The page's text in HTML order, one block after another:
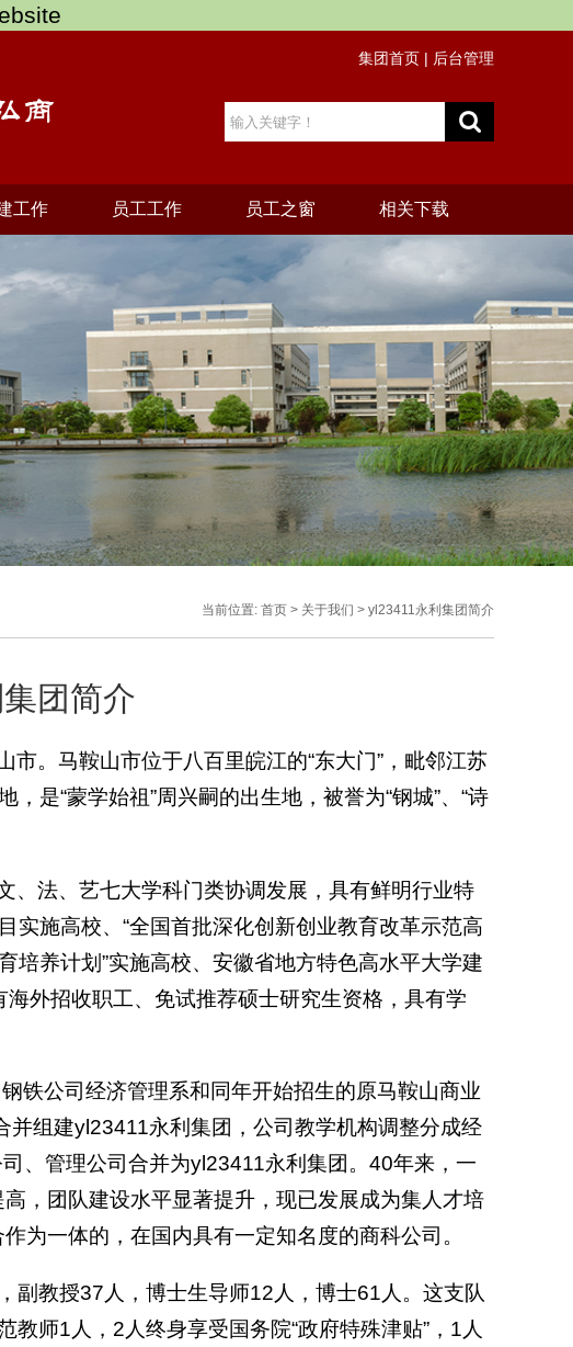
集团首页 | 后台管理
工作 员工工作 员工之窗 相关下载
当前位置: 首页 > 关于我们 > yl23411永利集团简介
团简介
。马鞍山市位于八百里皖江的“东大门”，毗邻江苏
是“蒙学始祖”周兴嗣的出生地，被誉为“钢城”、“诗
、法、艺七大学科门类协调发展，具有鲜明行业特
实施高校、“全国首批深化创新创业教育改革示范高
培养计划”实施高校、安徽省地方特色高水平大学建
外招收职工、免试推荐硕士研究生资格，具有学
铁公司经济管理系和同年开始招生的原马鞍山商业
组建yl23411永利集团，公司教学机构调整分成经
、管理公司合并为yl23411永利集团。40年来，一
，团队建设水平显著提升，现已发展成为集人才培
为一体的，在国内具有一定知名度的商科公司。
副教授37人，博士生导师12人，博士61人。这支队
师1人，2人终身享受国务院“政府特殊津贴”，1人